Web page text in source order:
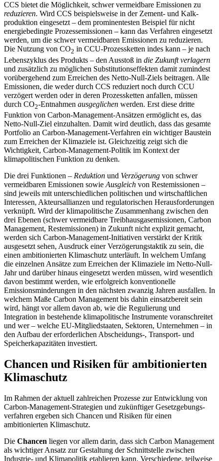
CCS bietet die Möglichkeit, schwer ver­meidbare Emissionen zu
reduzieren. Wird CCS beispielsweise in der Zement- und Kalk­
produktion eingesetzt – dem prominentesten Beispiel für nicht
energiebedingte Pro­zessemissionen – kann das Verfahren ein­gesetzt
werden, um die schwer vermeid­baren Emissionen zu reduzieren.
Die Nut­zung von CO2 in CCU-Prozessketten indes kann – je nach
Lebenszyklus des Produkts – den Ausstoß in die Zukunft verlagern
und zusätzlich zu möglichen Substitutions­effekten damit zumindest
vorübergehend zum Erreichen des Netto-Null-Ziels bei­tragen. Alle
Emissionen, die weder durch CCS reduziert noch durch CCU
verzögert werden oder in deren Prozessketten anfal­len, müssen
durch CO2-Entnahmen aus­geglichen werden. Erst diese dritte
Funktion von Carbon-Management-Ansätzen ermög­licht es, das
Netto-Null-Ziel einzuhalten. Damit wird deutlich, dass das gesamte
Portfolio an Carbon-Management-Verfahren ein wichtiger Baustein
zum Erreichen der Klimaziele ist. Gleichzeitig zeigt sich die
Wichtigkeit, Carbon-Management-Politik im Kontext der
klimapolitischen Funktion zu denken.
Die drei Funktionen – Reduktion und Ver­zögerung von schwer
vermeidbaren Emissio­nen sowie Ausgleich von Restemissionen –
sind jeweils mit unterschiedlichen politi­schen und wirtschaftlichen
Interessen, Ak­teursallianzen und regulatorischen Heraus­forderungen
verknüpft. Wird der klima­politische Zusammenhang zwischen den
drei Ebenen (schwer vermeidbare Treibhausgasemissionen, Carbon
Management, Restemissionen) in Zukunft nicht explizit gemacht,
werden sich Carbon-Management-Initiativen verstärkt der Kritik
ausgesetzt sehen, Ausdruck einer Verzögerungstaktik zu sein, die
einen ambitionierten Klimaschutz unterläuft. In welchem Umfang
die einzelnen Ansätze zum Erreichen der Klimaziele im Netto-Null-
Jahr und darüber hinaus eingesetzt werden müssen, wird wesentlich
davon bestimmt werden, wie erfolgreich konventionelle
Emissionsminde­rungen in den nächsten zwanzig Jahren ausfallen. In
welchem Maße Carbon Manage­ment bis dahin einsatzbereit sein
wird, hängt vor allem davon ab, wie die Regulierung und
Integration in bestehende klima­politische Instrumente voranschreitet
und wer – welche EU-Mitgliedstaaten, Sekto­ren, Unternehmen – in
den Aufbau der erforderlichen Abscheidungs-, Transport- und
Speicherkapazitäten investiert.
Chancen und Risiken für ambitionierten
Klimaschutz
Im Rahmen der aktuell zahlreichen Prozesse zur Entwicklung von
Carbon-Management-Strategien und zukünftiger Gesetzgebungs­
verfahren ergeben sich Chancen und Risiken für einen
ambitionierten Klimaschutz.
Die Chancen liegen vor allem darin, dass sich Carbon Management
als wichtiger An­satz zur Gestaltung der Schnittstelle zwi­schen
Industrie- und Klimapolitik etablie­ren kann. Verschiedene, teilweise